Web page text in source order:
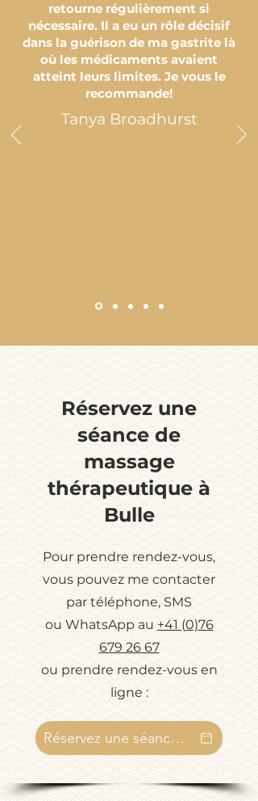
retourne régulièrement si
nécessaire. Il a eu un rôle décisif
dans la guérison de ma gastrite là
où les médicaments avaient
atteint leurs limites. Je vous le
recommande!
Tanya Broadhurst
Réservez une
séance de
massage
thérapeutique à
Bulle
Pour prendre rendez-vous,
vous pouvez me contacter
par téléphone, SMS
ouWhatsApp au+41 (0)76
679 26 67
ou prendre rendez-vous en
ligne :
Réservez une séance en ligne